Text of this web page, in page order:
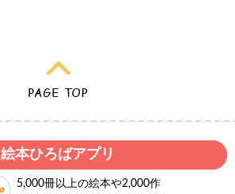
絵本ひろばアプリ
5,000冊以上の絵本や2,000作